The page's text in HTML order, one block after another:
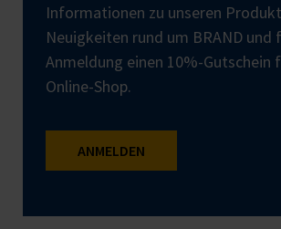
Informationen zu unseren
Neuigkeiten rund um BRAND und
Anmeldung einen 10%-Gutschein
Online-Shop.
ANMELDEN